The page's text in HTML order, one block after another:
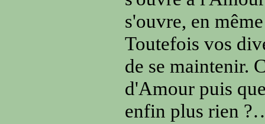
s'ouvre, en
Toutefois vos
de se maintenir.
d'Amour puis
enfin plus rien